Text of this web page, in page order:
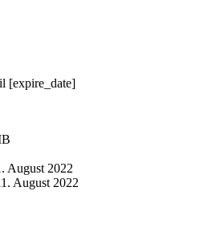
[expire_date]
August 2022
August 2022